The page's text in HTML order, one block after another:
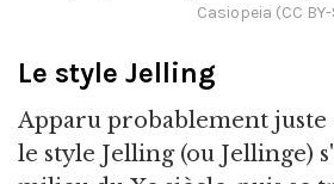
Casiopeia (CC BY-
Le style Jelling
Apparu probablement juste
le style Jelling (ou Jellinge)